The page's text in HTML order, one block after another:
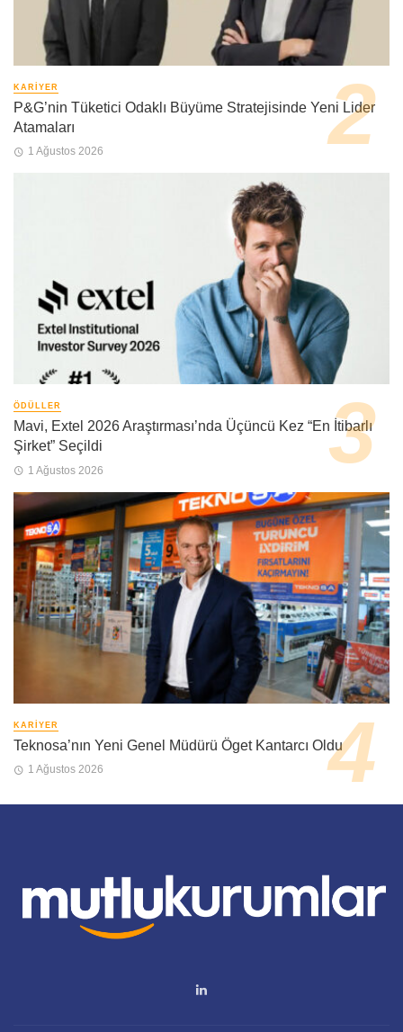
KARIYER
P&G’nin Tüketici Odaklı Büyüme Stratejisinde Yeni Lider
Atamaları
1 Ağustos 2026
ÖDÜLLER
Mavi, Extel 2026 Araştırması’nda Üçüncü Kez “En İtibarlı
Şirket” Seçildi
1 Ağustos 2026
KARIYER
Teknosa’nın Yeni Genel Müdürü Öget Kantarcı Oldu
1 Ağustos 2026